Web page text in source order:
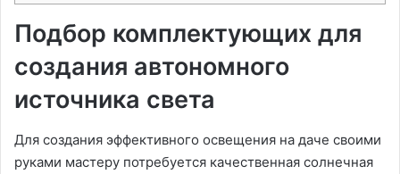
Подбор комплектующих для
создания автономного
источника света
Для создания эффективного освещения на даче своими
руками мастеру потребуется качественная солнечная